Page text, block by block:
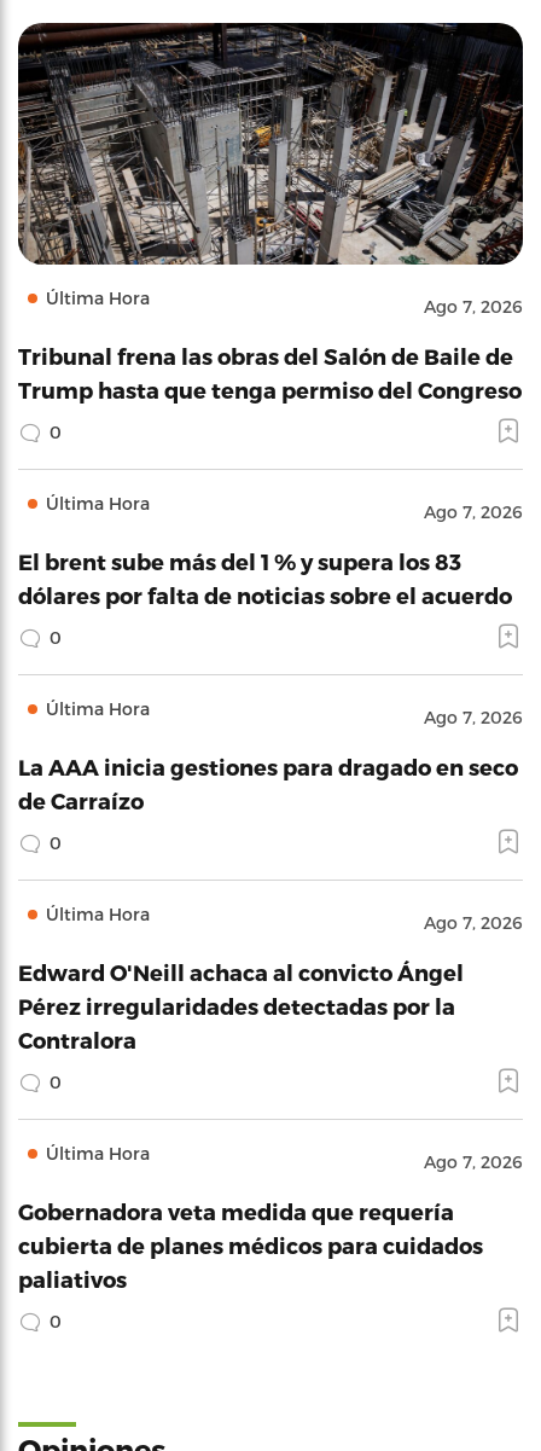
Última Hora Ago 7, 2026
Tribunal frena las obras del Salón de Baile de
Trump hasta que tenga permiso del Congreso
0
Última Hora Ago 7, 2026
El brent sube más del 1 % y supera los 83
dólares por falta de noticias sobre el acuerdo
0
Última Hora Ago 7, 2026
La AAA inicia gestiones para dragado en seco
de Carraízo
0
Última Hora Ago 7, 2026
Edward O'Neill achaca al convicto Ángel
Pérez irregularidades detectadas por la
Contralora
0
Última Hora Ago 7, 2026
Gobernadora veta medida que requería
cubierta de planes médicos para cuidados
paliativos
0